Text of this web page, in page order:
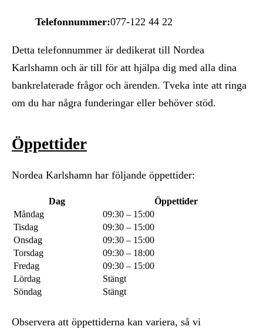
Telefonnummer:077-122 44 22
Detta telefonnummer är dedikerat till Nordea
Karlshamn och är till för att hjälpa dig med alla dina
bankrelaterade frågor och ärenden. Tveka inte att ringa
om du har några funderingar eller behöver stöd.
Öppettider
Nordea Karlshamn har följande öppettider:
Dag
Öppettider
Måndag
09:30 – 15:00
Tisdag
09:30 – 15:00
Onsdag
09:30 – 15:00
Torsdag
09:30 – 18:00
Fredag
09:30 – 15:00
Lördag
Stängt
Söndag
Stängt
Observera att öppettiderna kan variera, så vi